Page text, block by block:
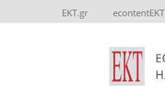
EKT.gr econtentEKT